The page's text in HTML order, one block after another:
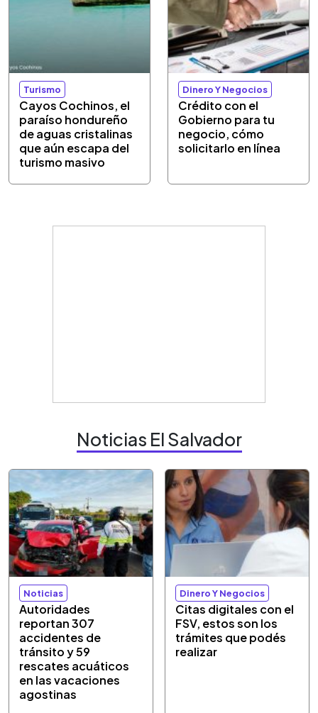
Turismo
Cayos Cochinos, el
paraíso hondureño
de aguas cristalinas
que aún escapa del
turismo masivo
Dinero Y Negocios
Crédito con el
Gobierno para tu
negocio, cómo
solicitarlo en línea
Noticias El Salvador
Noticias
Autoridades
reportan 307
accidentes de
tránsito y 59
rescates acuáticos
en las vacaciones
agostinas
Dinero Y Negocios
Citas digitales con el
FSV, estos son los
trámites que podés
realizar